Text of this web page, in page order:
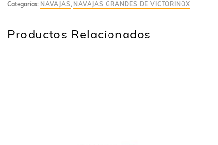
Categorías: NAVAJAS , NAVAJAS GRANDES DE VICTORINOX
Productos Relacionados